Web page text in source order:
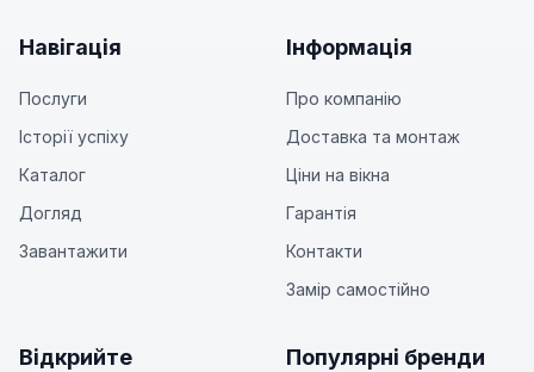
Навігація
Послуги
Історії успіху
Каталог
Догляд
Завантажити
Інформація
Про компанію
Доставка та монтаж
Ціни на вікна
Гарантія
Контакти
Замір самостійно
Відкрийте Популярні бренди